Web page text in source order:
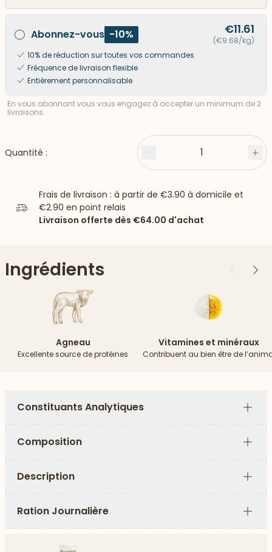
Abonnez-vous -10% €11.61
(€9.68/kg)
10% de réduction sur toutes vos commandes
Fréquence de livraison flexible
Entièrement personnalisable
En vous abonnant vous vous engagez à accepter un minimum de 2
livraisons.
Quantité : Moins 1
Frais de livraison : à partir de €3.90 à domicile et
€2.90 en point relais
Livraison offerte dès €64.00 d'achat
Ingrédients Précédent
Agneau
Excellente source de protéines
Vitamines et minéraux
Contribuent au bien être de
Constituants Analytiques
Plus
Composition
Plus
Description
Plus
Ration Journalière
Plus